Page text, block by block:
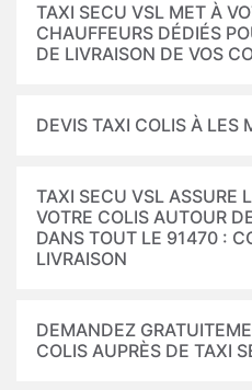
TAXI SECU VSL MET À
CHAUFFEURS DÉDIÉS
DE LIVRAISON DE VOS
DEVIS TAXI COLIS À LES
TAXI SECU VSL ASSURE
VOTRE COLIS AUTOUR
DANS TOUT LE 91470 :
LIVRAISON
DEMANDEZ
COLIS AUPRÈS DE TAXI